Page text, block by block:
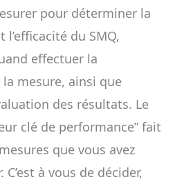
pour déterminer la
l’efficacité du SMQ,
effectuer la
mesure, ainsi que
des résultats. Le
clé de performance” fait
que vous avez
C’est à vous de décider,